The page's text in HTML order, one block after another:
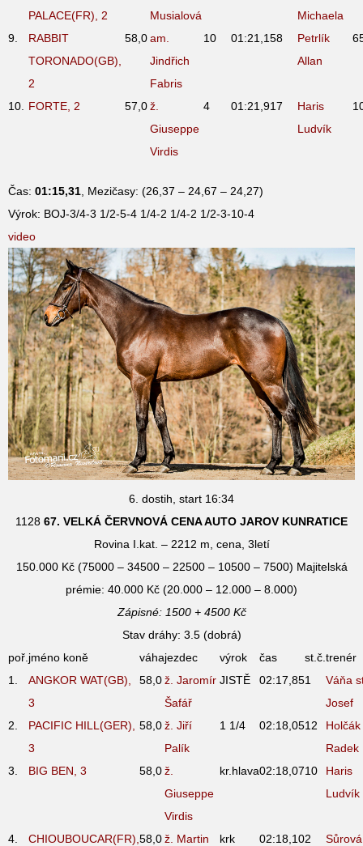
PALACE(FR), 2
Musialová
Michaela
9.
RABBIT
TORONADO(GB),
2
58,0am.
Jindřich
Fabris
10 01:21,158
Petrlík
Allan
10. FORTE, 2 57,0ž.
Giuseppe
Virdis
4 01:21,917
Haris
Ludvík
Čas: 01:15,31 , Mezičasy: (26,37 – 24,67 – 24,27)
Výrok: BOJ-3/4-3 1/2-5-4 1/4-2 1/4-2 1/2-3-10-4
video
6. dostih, start 16:34
1128 67. VELKÁ ČERVNOVÁ CENA AUTO JAROV KUNRATICE
Rovina I.kat. – 2212 m, cena, 3letí
150.000 Kč (75000 – 34500 – 22500 – 10500 – 7500) Majitelská
prémie: 40.000 Kč (20.000 – 12.000 – 8.000)
Zápisné: 1500 + 4500 Kč
Stav dráhy: 3.5 (dobrá)
poř. jméno koně váhajezdec výrok čas st.č. trenér
1.
ANGKOR WAT(GB),
3
58,0ž. Jaromír
Šafář
JISTĚ 02:17,851
Váňa
Josef
2.
PACIFIC HILL(GER),
3
58,0ž. Jiří
Palík
1 1/4 02:18,0512
Holčák
Radek
3.
BIG BEN, 3 58,0ž.
Giuseppe
Virdis
kr.hlava02:18,0710
Haris
Ludvík
4.
CHIOUBOUCAR(FR), 58,0ž. Martin
krk 02:18,102
Sůrová